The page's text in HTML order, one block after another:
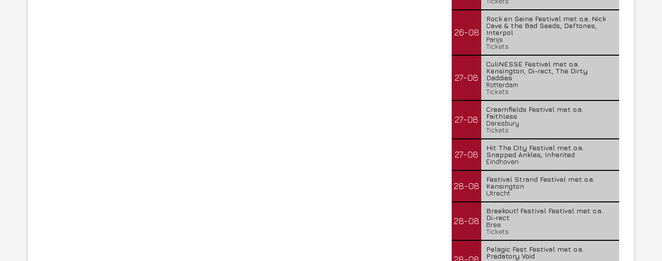
26-08
Rock en Seine Festival met o.a. Nick
Cave & the Bad Seeds, Deftones,
Interpol
Parijs
Tickets
27-08
CuliNESSE Festival met o.a.
Kensington, Di-rect, The Dirty
Daddies
Rotterdam
Tickets
27-08
Creamfields Festival met o.a.
Faithless
Daresbury
Tickets
27-08
Hit The City Festival met o.a.
Snapped Ankles, Inherited
Eindhoven
28-08
Festival Strand Festival met o.a.
Kensington
Utrecht
28-08
Breekout! Festival Festival met o.a.
Di-rect
Bree
Tickets
Pelagic Fest Festival met o.a.
Predatory Void